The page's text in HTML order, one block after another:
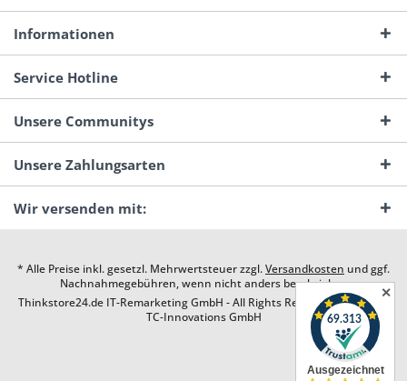
Informationen
Service Hotline
Unsere Communitys
Unsere Zahlungsarten
Wir versenden mit:
* Alle Preise inkl. gesetzl. Mehrwertsteuer zzgl.Versandkosten und ggf.
Nachnahmegebühren, wenn nicht anders beschrieben
Thinkstore24.de IT-Remarketing GmbH - All Rights Reserved. Design by
TC-Innovations GmbH
✕